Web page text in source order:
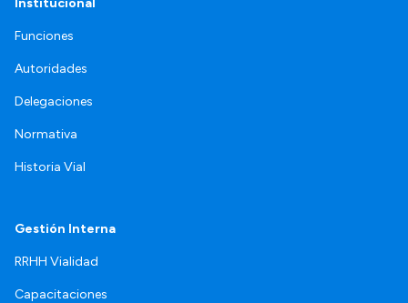
Funciones
Autoridades
Delegaciones
Normativa
Historia Vial
Gestión Interna
RRHH Vialidad
Capacitaciones